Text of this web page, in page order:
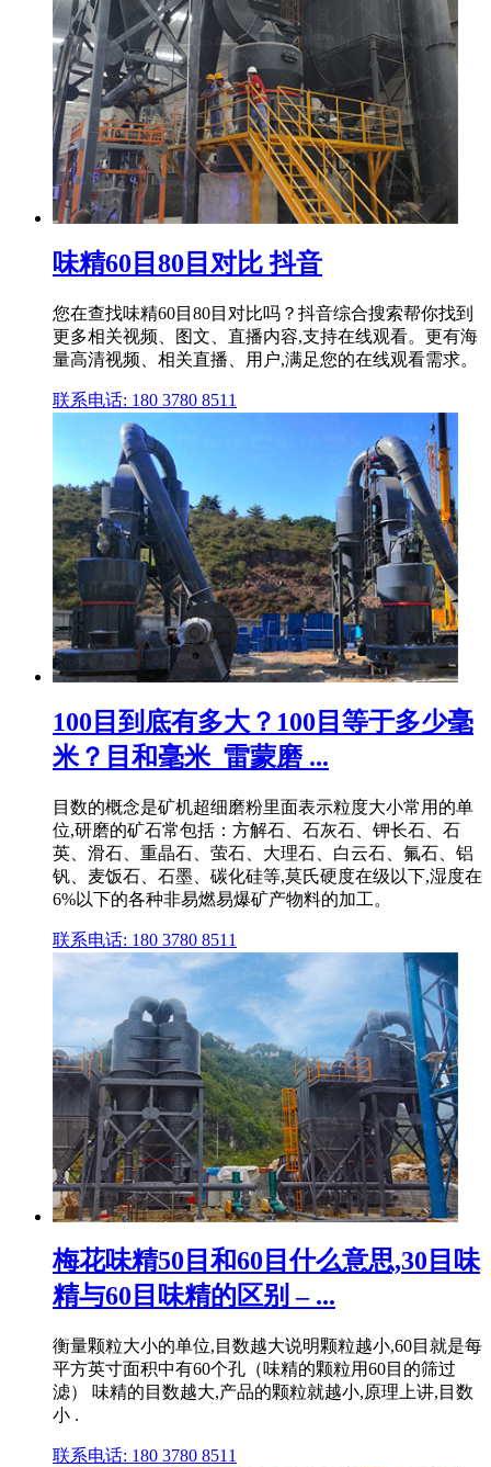
味精60目80目对比 抖音
您在查找味精60目80目对比吗？抖音综合搜索帮你找到
更多相关视频、图文、直播内容,支持在线观看。更有海
量高清视频、相关直播、用户,满足您的在线观看需求。
联系电话: 180 3780 8511
100目到底有多大？100目等于多少毫
米？目和毫米_雷蒙磨 ...
目数的概念是矿机超细磨粉里面表示粒度大小常用的单
位,研磨的矿石常包括：方解石、石灰石、钾长石、石
英、滑石、重晶石、萤石、大理石、白云石、氟石、铝
钒、麦饭石、石墨、碳化硅等,莫氏硬度在级以下,湿度在
6%以下的各种非易燃易爆矿产物料的加工。
联系电话: 180 3780 8511
梅花味精50目和60目什么意思,30目味
精与60目味精的区别 – ...
衡量颗粒大小的单位,目数越大说明颗粒越小,60目就是每
平方英寸面积中有60个孔（味精的颗粒用60目的筛过
滤） 味精的目数越大,产品的颗粒就越小,原理上讲,目数
小 .
联系电话: 180 3780 8511